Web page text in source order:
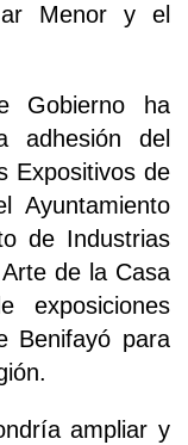
Menor y el
Gobierno ha
adhesión del
Expositivos de
Ayuntamiento
de Industrias
de la Casa
Benifayó para
ampliar y